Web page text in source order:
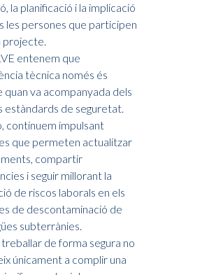
la planificació i la implicació
les persones que participen
projecte.
entenem que
tècnica només és
quan va acompanyada dels
estàndards de seguretat.
continuem impulsant
que permeten actualitzar
compartir
i seguir millorant la
de riscos laborals en els
de descontaminació de
subterrànies.
de forma segura no
únicament a complir una